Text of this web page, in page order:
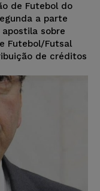
de Futebol do
a parte
sobre
Futebol/Futsal
de créditos